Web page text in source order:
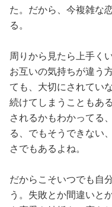
た。だから、今複雑な
る。
周りから見たら上手く
お互いの気持ちが違う
ても、大切にされてい
続けてしまうこともあ
されるかもわかってる
る、でもそうできない
さでもあるよね。
だからこそいつでも自
う。失敗とか間違いと